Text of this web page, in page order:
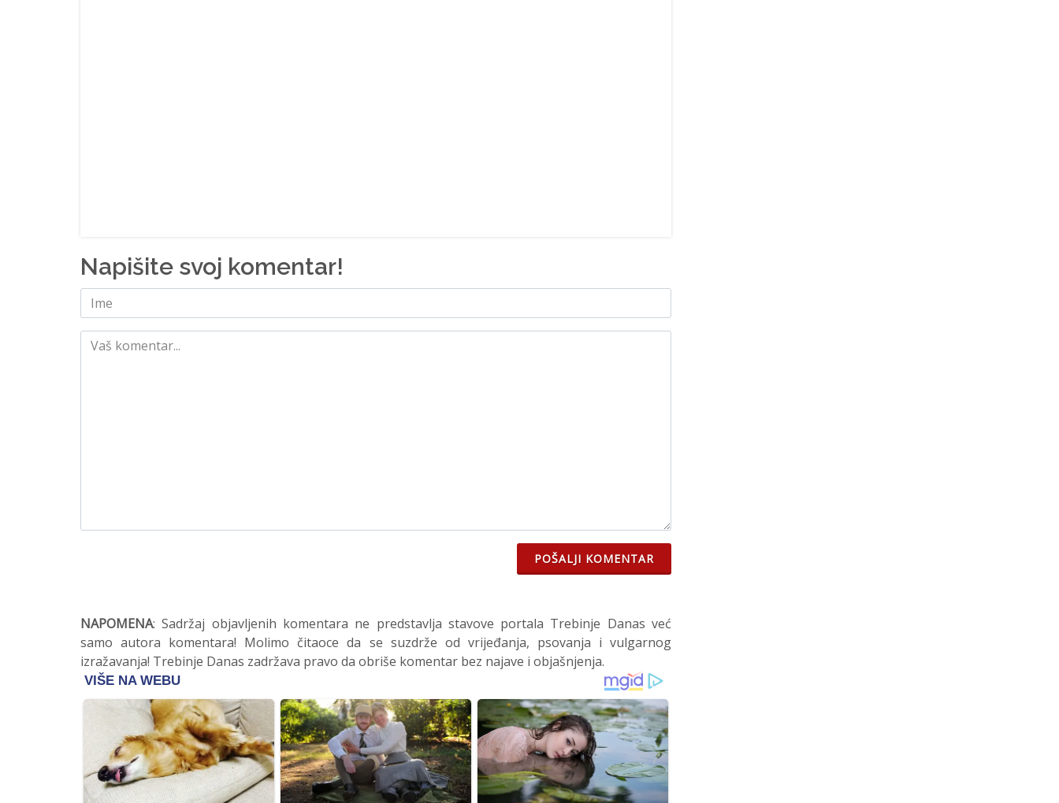
Napišite svoj komentar!
POŠALJI KOMENTAR
NAPOMENA: Sadržaj objavljenih komentara ne predstavlja stavove portala Trebinje Danas već
samo autora komentara! Molimo čitaoce da se suzdrže od vrijeđanja, psovanja i vulgarnog
izražavanja! Trebinje Danas zadržava pravo da obriše komentar bez najave i objašnjenja.